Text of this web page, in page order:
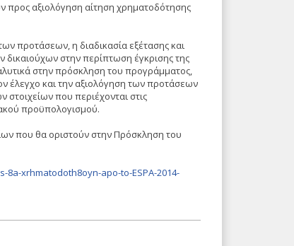
προς αξιολόγηση αίτηση χρηματοδότησης
προτάσεων, η διαδικασία εξέτασης και
στην περίπτωση έγκρισης της
στην πρόσκληση του προγράμματος,
έλεγχο και την αξιολόγηση των προτάσεων
που περιέχονται στις
προϋπολογισμού.
που θα οριστούν στην Πρόσκληση του
xrhmatodoth8oyn-apo-to-ESPA-2014-